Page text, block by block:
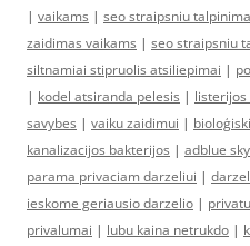
| vaikams | seo straipsniu
zaidimas vaikams | seo straipsniu
siltnamiai stipruolis atsiliepimai |
| kodel atsiranda pelesis |
savybes | vaiku zaidimui |
kanalizacijos bakterijos | adblue
parama privaciam darzeliui |
ieskome geriausio darzelio |
privalumai | lubu kaina netrukdo |